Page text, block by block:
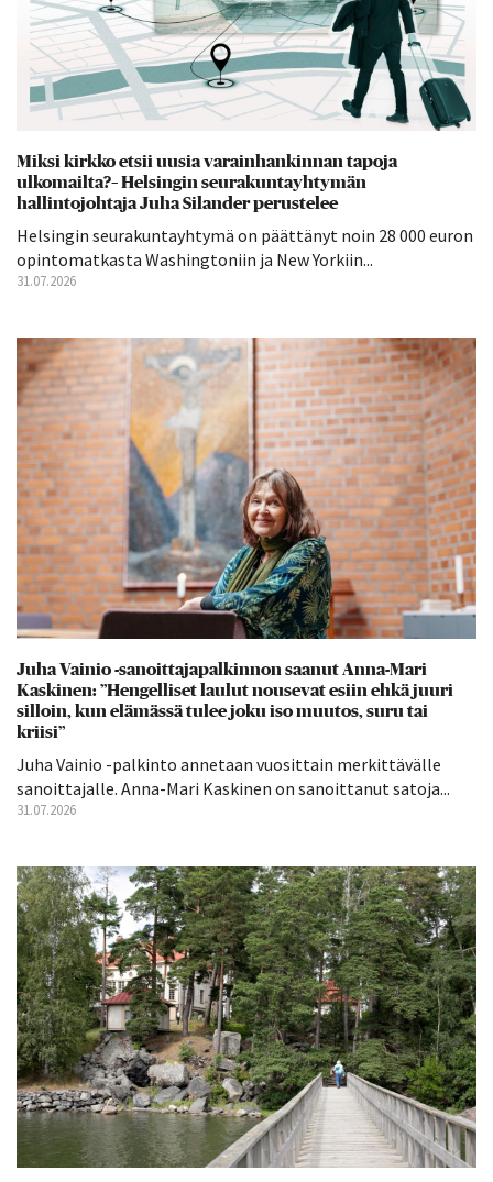
Miksi kirkko etsii uusia varainhankinnan tapoja
ulkomailta?– Helsingin seurakuntayhtymän
hallintojohtaja Juha Silander perustelee
Helsingin seurakuntayhtymä on päättänyt noin 28 000 euron
opintomatkasta Washingtoniin ja New Yorkiin...
31.07.2026
Juha Vainio -sanoittajapalkinnon saanut Anna-Mari
Kaskinen: ”Hengelliset laulut nousevat esiin ehkä juuri
silloin, kun elämässä tulee joku iso muutos, suru tai
kriisi”
Juha Vainio -palkinto annetaan vuosittain merkittävälle
sanoittajalle. Anna-Mari Kaskinen on sanoittanut satoja...
31.07.2026